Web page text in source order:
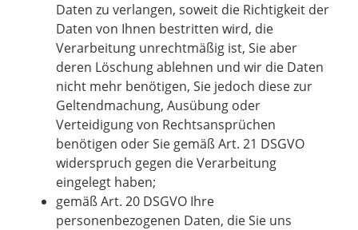
Daten zu verlangen, soweit die Richtigkeit der
Daten von Ihnen bestritten wird, die
Verarbeitung unrechtmäßig ist, Sie aber
deren Löschung ablehnen und wir die Daten
nicht mehr benötigen, Sie jedoch diese zur
Geltendmachung, Ausübung oder
Verteidigung von Rechtsansprüchen
benötigen oder Sie gemäß Art. 21 DSGVO
widerspruch gegen die Verarbeitung
eingelegt haben;
gemäß Art. 20 DSGVO Ihre
personenbezogenen Daten, die Sie uns